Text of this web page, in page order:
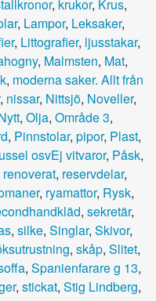
, krukor, Krus,
, Lampor, Leksaker,
, Littografier, ljusstakar,
, Malmsten, Mat,
, moderna saker. Allt från
, nissar, Nittsjö, Noveller,
, Olja, Område 3,
, Pinnstolar, pipor, Plast,
osvEj vitvaror, Påsk,
renoverat, reservdelar,
, ryamattor, Rysk,
, sekretär,
, silke, Singlar, Skivor,
, skåp, Slitet,
, Spanienfarare g 13,
, stickat, Stig Lindberg,